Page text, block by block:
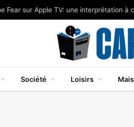
Société Loisirs